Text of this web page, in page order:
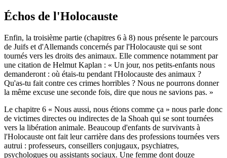
Échos de l'Holocauste
Enfin, la troisième partie (chapitres 6 à 8) nous présente le parcours
de Juifs et d'Allemands concernés par l'Holocauste qui se sont
tournés vers les droits des animaux. Elle commence notamment par
une citation de Helmut Kaplan : « Un jour, nos petits-enfants nous
demanderont : où étais-tu pendant l'Holocauste des animaux ?
Qu'as-tu fait contre ces crimes horribles ? Nous ne pourrons donner
la même excuse une seconde fois, dire que nous ne savions pas. »
Le chapitre 6 « Nous aussi, nous étions comme ça » nous parle donc
de victimes directes ou indirectes de la Shoah qui se sont tournées
vers la libération animale. Beaucoup d'enfants de survivants à
l'Holocauste ont fait leur carrière dans des professions tournées vers
autrui : professeurs, conseillers conjugaux, psychiatres,
psychologues ou assistants sociaux. Une femme dont douze